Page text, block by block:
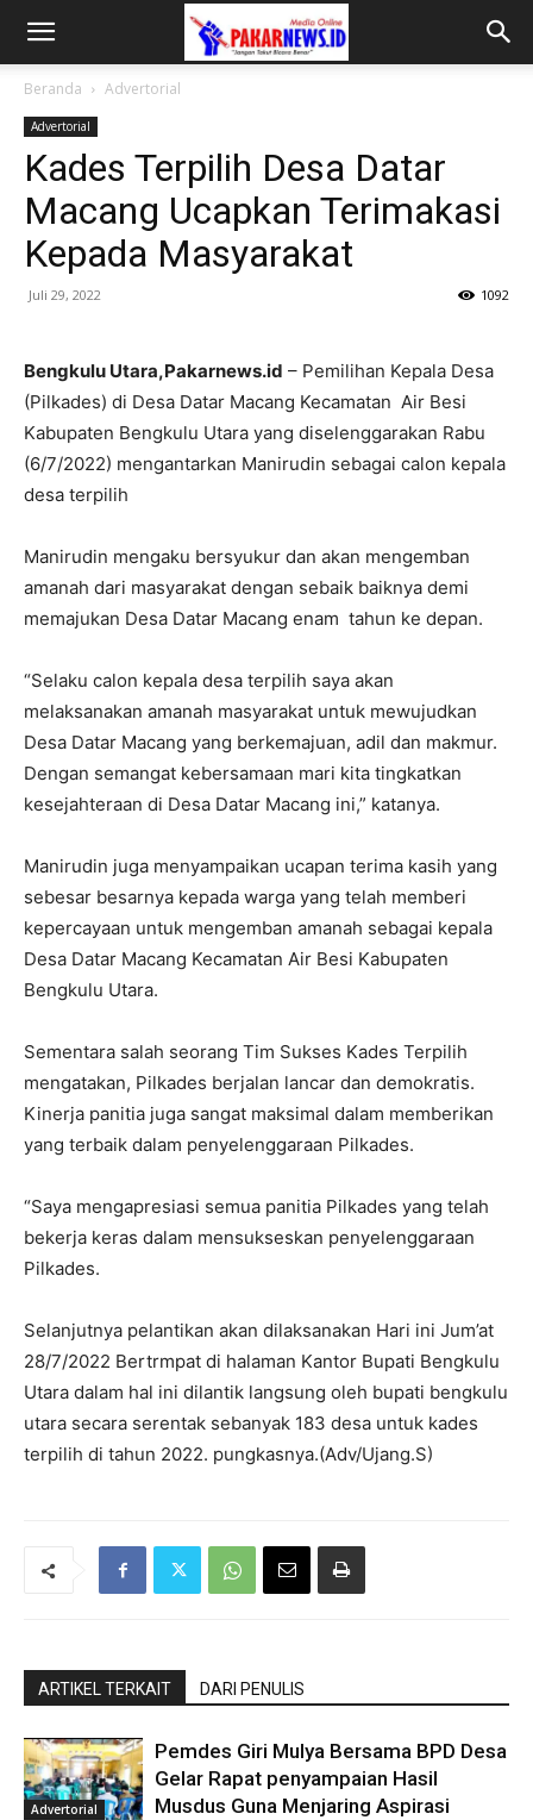
Beranda Advertorial
Advertorial
Kades Terpilih Desa Datar
Macang Ucapkan Terimakasi
Kepada Masyarakat
Juli 29, 2022 1092
Bengkulu Utara,Pakarnews.id – Pemilihan Kepala Desa
(Pilkades) di Desa Datar Macang Kecamatan Air Besi
Kabupaten Bengkulu Utara yang diselenggarakan Rabu
(6/7/2022) mengantarkan Manirudin sebagai calon kepala
desa terpilih
Manirudin mengaku bersyukur dan akan mengemban
amanah dari masyarakat dengan sebaik baiknya demi
memajukan Desa Datar Macang enam tahun ke depan.
“Selaku calon kepala desa terpilih saya akan
melaksanakan amanah masyarakat untuk mewujudkan
Desa Datar Macang yang berkemajuan, adil dan makmur.
Dengan semangat kebersamaan mari kita tingkatkan
kesejahteraan di Desa Datar Macang ini,” katanya.
Manirudin juga menyampaikan ucapan terima kasih yang
sebesar besarnya kepada warga yang telah memberi
kepercayaan untuk mengemban amanah sebagai kepala
Desa Datar Macang Kecamatan Air Besi Kabupaten
Bengkulu Utara.
Sementara salah seorang Tim Sukses Kades Terpilih
mengatakan, Pilkades berjalan lancar dan demokratis.
Kinerja panitia juga sangat maksimal dalam memberikan
yang terbaik dalam penyelenggaraan Pilkades.
“Saya mengapresiasi semua panitia Pilkades yang telah
bekerja keras dalam mensukseskan penyelenggaraan
Pilkades.
Selanjutnya pelantikan akan dilaksanakan Hari ini Jum’at
28/7/2022 Bertrmpat di halaman Kantor Bupati Bengkulu
Utara dalam hal ini dilantik langsung oleh bupati bengkulu
utara secara serentak sebanyak 183 desa untuk kades
terpilih di tahun 2022. pungkasnya.(Adv/Ujang.S)
ARTIKEL TERKAIT DARI PENULIS
Advertorial
Pemdes Giri Mulya Bersama BPD Desa
Gelar Rapat penyampaian Hasil
Musdus Guna Menjaring Aspirasi